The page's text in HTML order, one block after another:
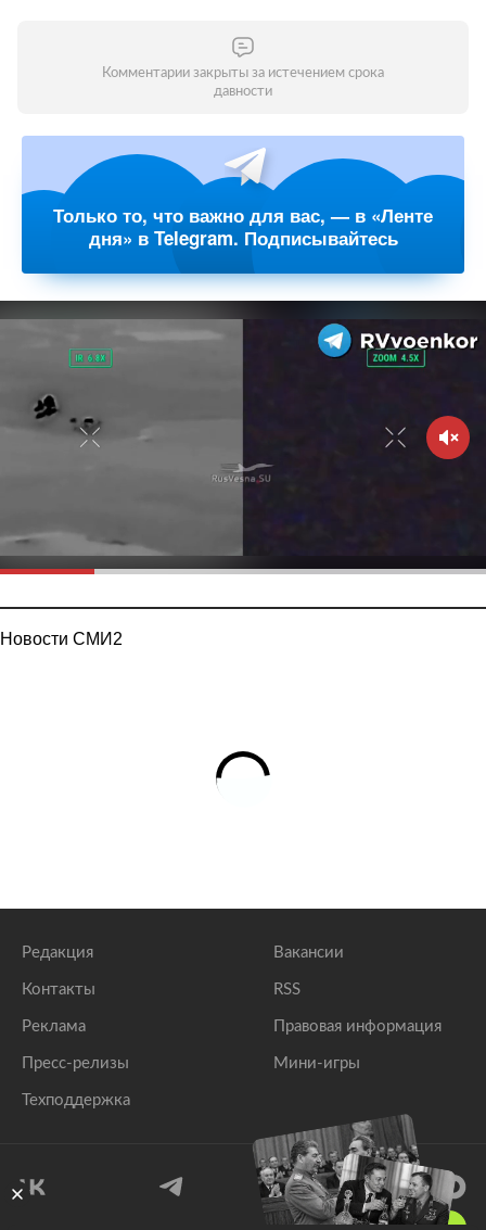
Комментарии закрыты за истечением срока
давности
Только то, что важно для вас, — в «Ленте
дня» в Telegram. Подписывайтесь
Новости СМИ2
Редакция
Контакты
Реклама
Пресс-релизы
Техподдержка
Вакансии
RSS
Правовая информация
Мини-игры